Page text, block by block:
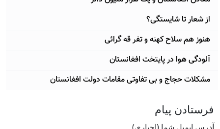
از شعار تا شایستگی؟
هنوز هم سلاح کهنه و تفر قه گرائی
آلودگی هوا در پایتخت افغانستان
مشکلات حجاج و بی تفاوتی مقامات دولت افغانستان
فرستادن پيام